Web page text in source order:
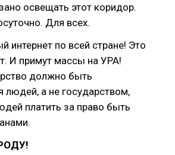
освещать этот коридор.
Для всех.
интернет по всей стране! Это
И примут массы на УРА!
должно быть
людей, а не государством,
платить за право быть